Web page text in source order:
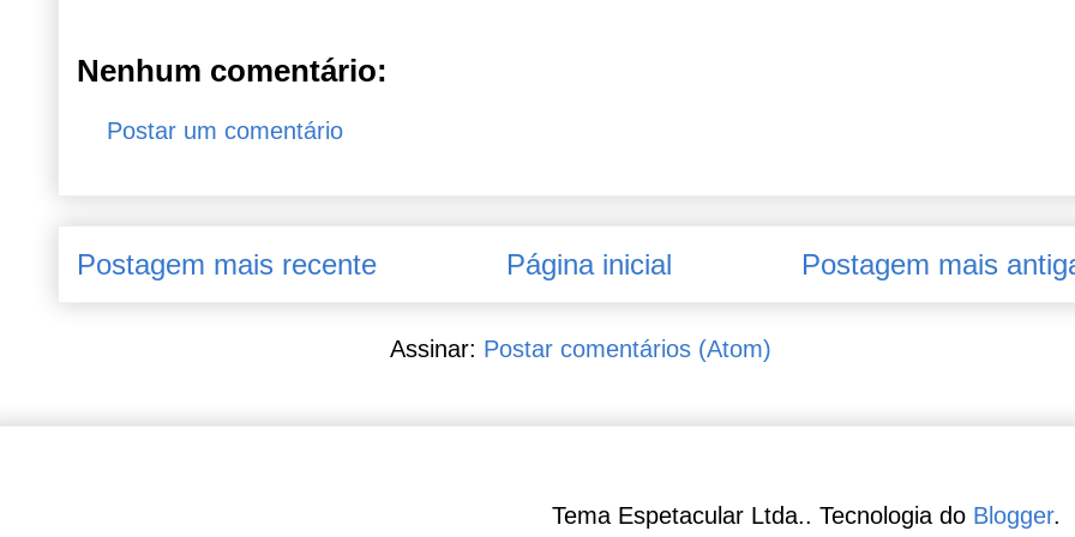
Nenhum comentário:
Postar um comentário
Postagem mais recente Postagem mais
Página inicial
Assinar: Postar comentários (Atom)
Tema Espetacular Ltda.. Tecnologia do Blogger.